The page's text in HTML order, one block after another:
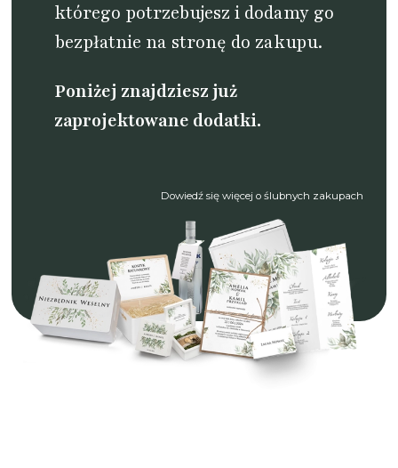
którego potrzebujesz i dodamy go
bezpłatnie na stronę do zakupu.
Poniżej znajdziesz już
zaprojektowane dodatki.
Dowiedź się więcej o ślubnych zakupach